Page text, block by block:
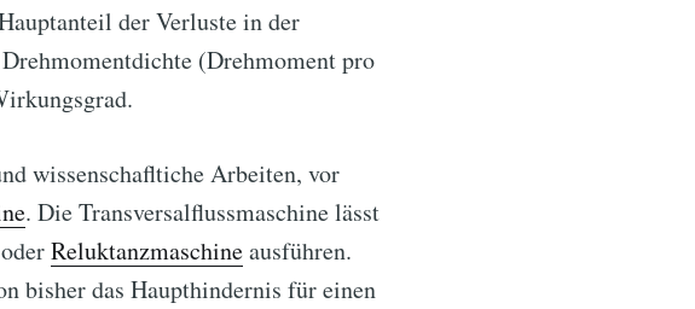
der Verluste in der
(Drehmoment pro
wissenschafltiche Arbeiten, vor
. Die Transversalflussmaschine lässt
Reluktanzmaschineausführen.
bisher das Haupthindernis für einen